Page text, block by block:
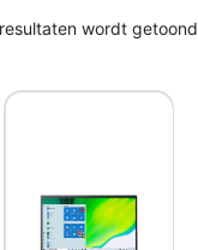
wordt getoond